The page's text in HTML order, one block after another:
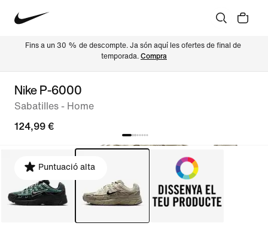
Fins a un 30 % de descompte. Ja són aquí les ofertes de final de
temporada. Compra
Nike P-6000
Sabatilles - Home
124,99 €
Puntuació alta